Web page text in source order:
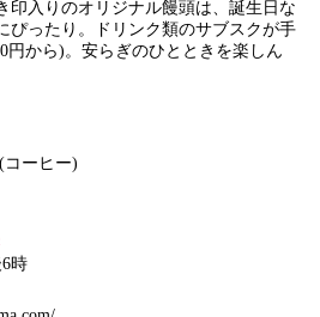
印入りのオリジナル饅頭は、誕生日な
ぴったり。ドリンク類のサブスクが手
円から)。安らぎのひとときを楽しん
コーヒー)
時